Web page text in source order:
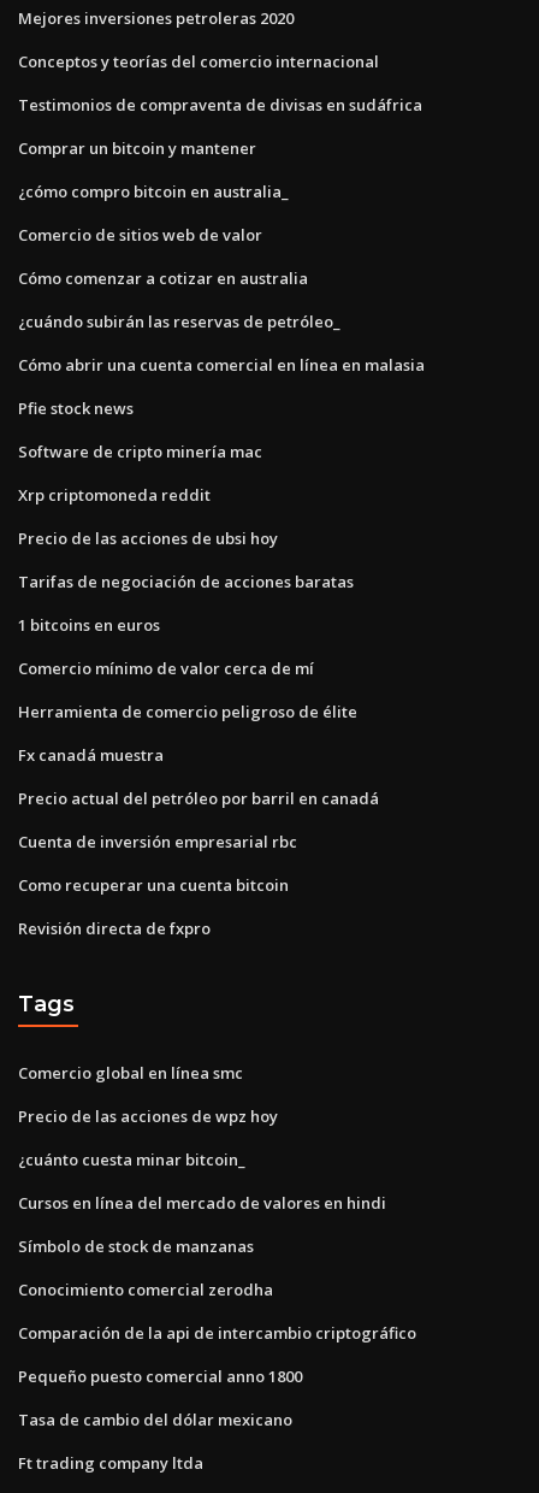
Mejores inversiones petroleras 2020
Conceptos y teorías del comercio internacional
Testimonios de compraventa de divisas en sudáfrica
Comprar un bitcoin y mantener
¿cómo compro bitcoin en australia_
Comercio de sitios web de valor
Cómo comenzar a cotizar en australia
¿cuándo subirán las reservas de petróleo_
Cómo abrir una cuenta comercial en línea en malasia
Pfie stock news
Software de cripto minería mac
Xrp criptomoneda reddit
Precio de las acciones de ubsi hoy
Tarifas de negociación de acciones baratas
1 bitcoins en euros
Comercio mínimo de valor cerca de mí
Herramienta de comercio peligroso de élite
Fx canadá muestra
Precio actual del petróleo por barril en canadá
Cuenta de inversión empresarial rbc
Como recuperar una cuenta bitcoin
Revisión directa de fxpro
Tags
Comercio global en línea smc
Precio de las acciones de wpz hoy
¿cuánto cuesta minar bitcoin_
Cursos en línea del mercado de valores en hindi
Símbolo de stock de manzanas
Conocimiento comercial zerodha
Comparación de la api de intercambio criptográfico
Pequeño puesto comercial anno 1800
Tasa de cambio del dólar mexicano
Ft trading company ltda